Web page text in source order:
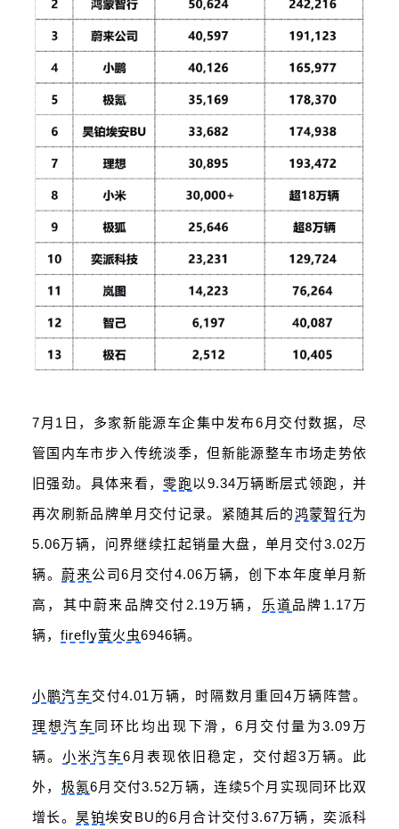
7月1日，多家新能源车企集中发布6月交付数据，尽
管国内车市步入传统淡季，但新能源整车市场走势依
旧强劲。具体来看，零跑以9.34万辆断层式领跑，并
再次刷新品牌单月交付记录。紧随其后的鸿蒙智行为
5.06万辆，问界继续扛起销量大盘，单月交付3.02万
辆。蔚来公司6月交付4.06万辆，创下本年度单月新
高，其中蔚来品牌交付2.19万辆， 乐道品牌1.17万
辆， firefly萤火虫6946辆。
小鹏汽车交付4.01万辆，时隔数月重回4万辆阵营。
理想汽车 同环比均出现下滑，6月交付量为3.09万
辆。 小米汽车6月表现依旧稳定，交付超3万辆。此
外， 极氪6月交付3.52万辆，连续5个月实现同环比双
增长。昊铂埃安BU的6月合计交付3.67万辆，奕派科